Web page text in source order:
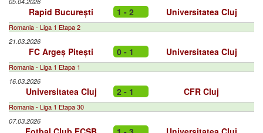
Rapid București 1 - 2 Universitatea Cluj
Romania - Liga 1 Etapa 2
21.03.2026
FC Argeș Pitești 0 - 1 Universitatea Cluj
Romania - Liga 1 Etapa 1
16.03.2026
Universitatea Cluj 2 - 1 CFR Cluj
Romania - Liga 1 Etapa 30
07.03.2026